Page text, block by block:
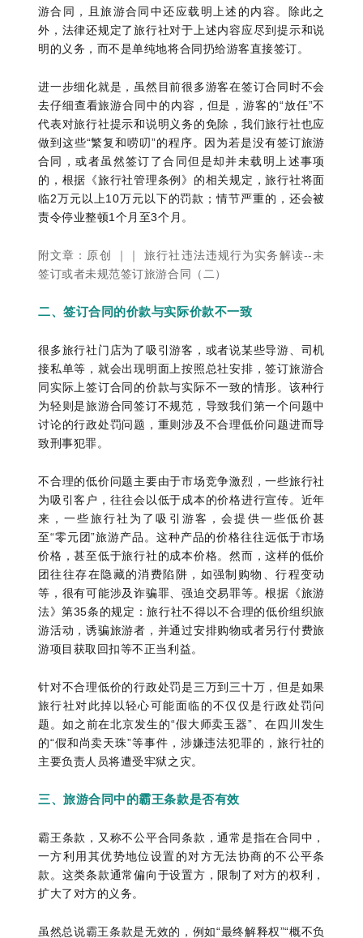
游合同，且旅游合同中还应载明上述的内容。除此之
外，法律还规定了旅行社对于上述内容应尽到提示和说
明的义务，而不是单纯地将合同扔给游客直接签订。
进一步细化就是，虽然目前很多游客在签订合同时不会
去仔细查看旅游合同中的内容，但是，游客的“放任”不
代表对旅行社提示和说明义务的免除，我们旅行社也应
做到这些“繁复和唠叨”的程序。因为若是没有签订旅游
合同，或者虽然签订了合同但是却并未载明上述事项
的，根据《旅行社管理条例》的相关规定，旅行社将面
临2万元以上10万元以下的罚款；情节严重的，还会被
责令停业整顿1个月至3个月。
附文章：原创 ｜｜ 旅行社违法违规行为实务解读--未
签订或者未规范签订旅游合同（二）
二、签订合同的价款与实际价款不一致
很多旅行社门店为了吸引游客，或者说某些导游、司机
接私单等，就会出现明面上按照总社安排，签订旅游合
同实际上签订合同的价款与实际不一致的情形。该种行
为轻则是旅游合同签订不规范，导致我们第一个问题中
讨论的行政处罚问题，重则涉及不合理低价问题进而导
致刑事犯罪。
不合理的低价问题主要由于市场竞争激烈，一些旅行社
为吸引客户，往往会以低于成本的价格进行宣传。近年
来，一些旅行社为了吸引游客，会提供一些低价甚
至“零元团”旅游产品。这种产品的价格往往远低于市场
价格，甚至低于旅行社的成本价格。然而，这样的低价
团往往存在隐藏的消费陷阱，如强制购物、行程变动
等，很有可能涉及诈骗罪、强迫交易罪等。根据《旅游
法》第35条的规定：旅行社不得以不合理的低价组织旅
游活动，诱骗旅游者，并通过安排购物或者另行付费旅
游项目获取回扣等不正当利益。
针对不合理低价的行政处罚是三万到三十万，但是如果
旅行社对此掉以轻心可能面临的不仅仅是行政处罚问
题。如之前在北京发生的“假大师卖玉器”、在四川发生
的“假和尚卖天珠”等事件，涉嫌违法犯罪的，旅行社的
主要负责人员将遭受牢狱之灾。
三、旅游合同中的霸王条款是否有效
霸王条款，又称不公平合同条款，通常是指在合同中，
一方利用其优势地位设置的对方无法协商的不公平条
款。这类条款通常偏向于设置方，限制了对方的权利，
扩大了对方的义务。
虽然总说霸王条款是无效的，例如“最终解释权”“概不负